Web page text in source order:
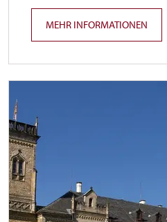
MEHR INFORMATIONEN